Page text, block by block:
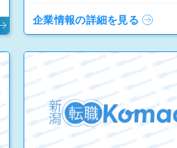
企業情報の詳細を見る